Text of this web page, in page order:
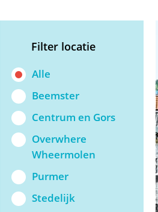
Filter locatie
Alle
Beemster
Centrum en Gors
Overwhere
Wheermolen
Purmer
Stedelijk